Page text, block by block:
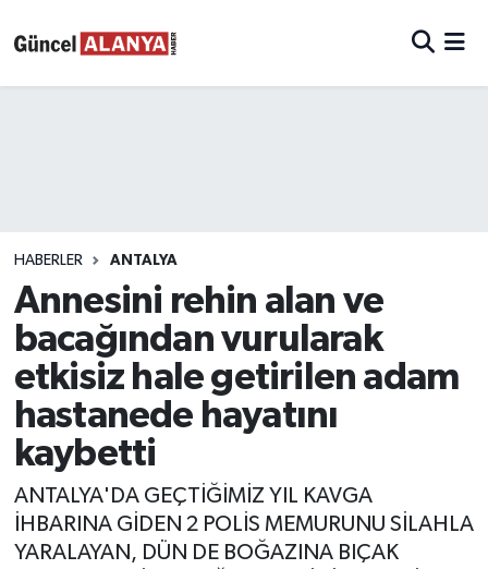
HABERLER ANTALYA
Annesini rehin alan ve
bacağından vurularak
etkisiz hale getirilen adam
hastanede hayatını
kaybetti
ANTALYA'DA GEÇTİĞİMİZ YIL KAVGA
İHBARINA GİDEN 2 POLİS MEMURUNU SİLAHLA
YARALAYAN, DÜN DE BOĞAZINA BIÇAK